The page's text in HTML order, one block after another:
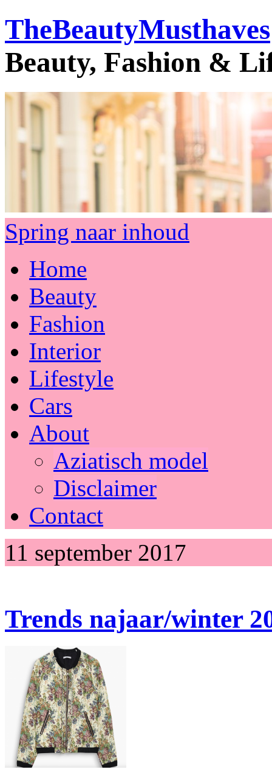
TheBeautyMusthaves
Beauty, Fashion &
Spring naar inhoud
Home
Beauty
Fashion
Interior
Lifestyle
Cars
About
Aziatisch model
Disclaimer
Contact
11 september 2017
Trends najaar/winter